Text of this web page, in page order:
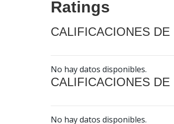
Ratings
CALIFICACIONES DE
No hay datos disponibles.
CALIFICACIONES
No hay datos disponibles.